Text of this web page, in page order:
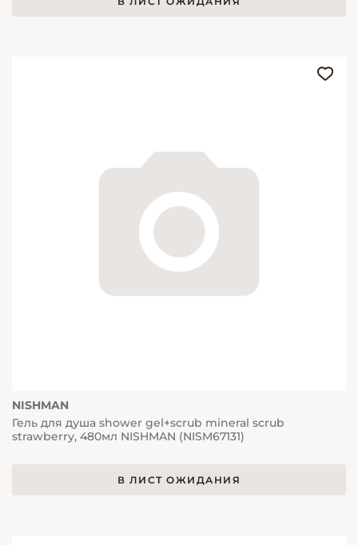
NISHMAN
Гель для душа shower gel+scrub mineral scrub
strawberry, 480мл NISHMAN (NISM67131)
В ЛИСТ ОЖИДАНИЯ